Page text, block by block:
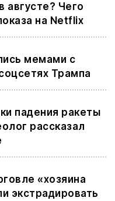
августе? Чего
на Netflix
мемами с
Трампа
падения ракеты
рассказал
«хозяина
экстрадировать